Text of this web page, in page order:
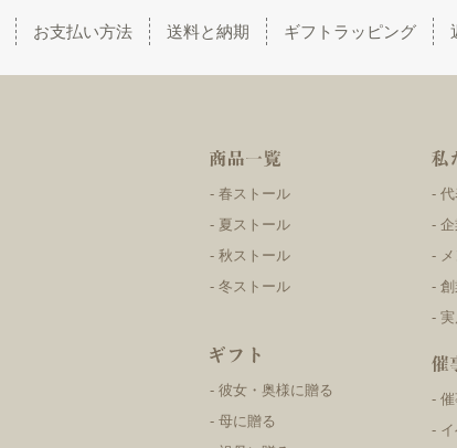
お支払い方法 送料と納期 ギフトラッピング
春ストール
夏ストール
秋ストール
冬ストール
彼女・奥様に贈る
母に贈る